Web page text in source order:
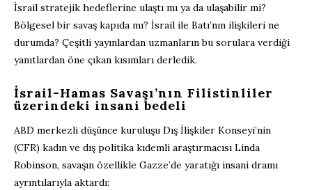
İsrail stratejik hedeflerine ulaştı mı ya da ulaşabilir mi?
Bölgesel bir savaş kapıda mı? İsrail ile Batı’nın ilişkileri ne
durumda? Çeşitli yayınlardan uzmanların bu sorulara verdiği
yanıtlardan öne çıkan kısımları derledik.
İsrail-Hamas Savaşı’nın Filistinliler
üzerindeki insani bedeli
ABD merkezli düşünce kuruluşu Dış İlişkiler Konseyi’nin
(CFR) kadın ve dış politika kıdemli araştırmacısı Linda
Robinson, savaşın özellikle Gazze’de yaratığı insani dramı
ayrıntılarıyla aktardı: